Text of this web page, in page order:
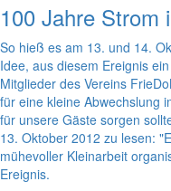
100 Jahre Strom
So hieß es am 13. und 14.
Idee, aus diesem Ereignis
Mitglieder des Vereins
für eine kleine Abwechslung
für unsere Gäste sorgen
13. Oktober 2012 zu lesen:
mühevoller Kleinarbeit
Ereignis.